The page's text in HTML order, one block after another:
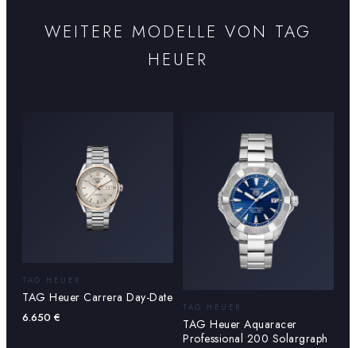
WEITERE MODELLE VON TAG
HEUER
TAG HEUER
TAG Heuer Carrera Day-Date
6.650 €
TAG HEUER
TAG Heuer Aquaracer
Professional 200 Solargraph